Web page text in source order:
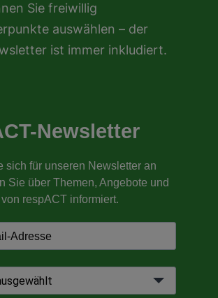
Sie freiwillig
auswählen – der
ist immer inkludiert.